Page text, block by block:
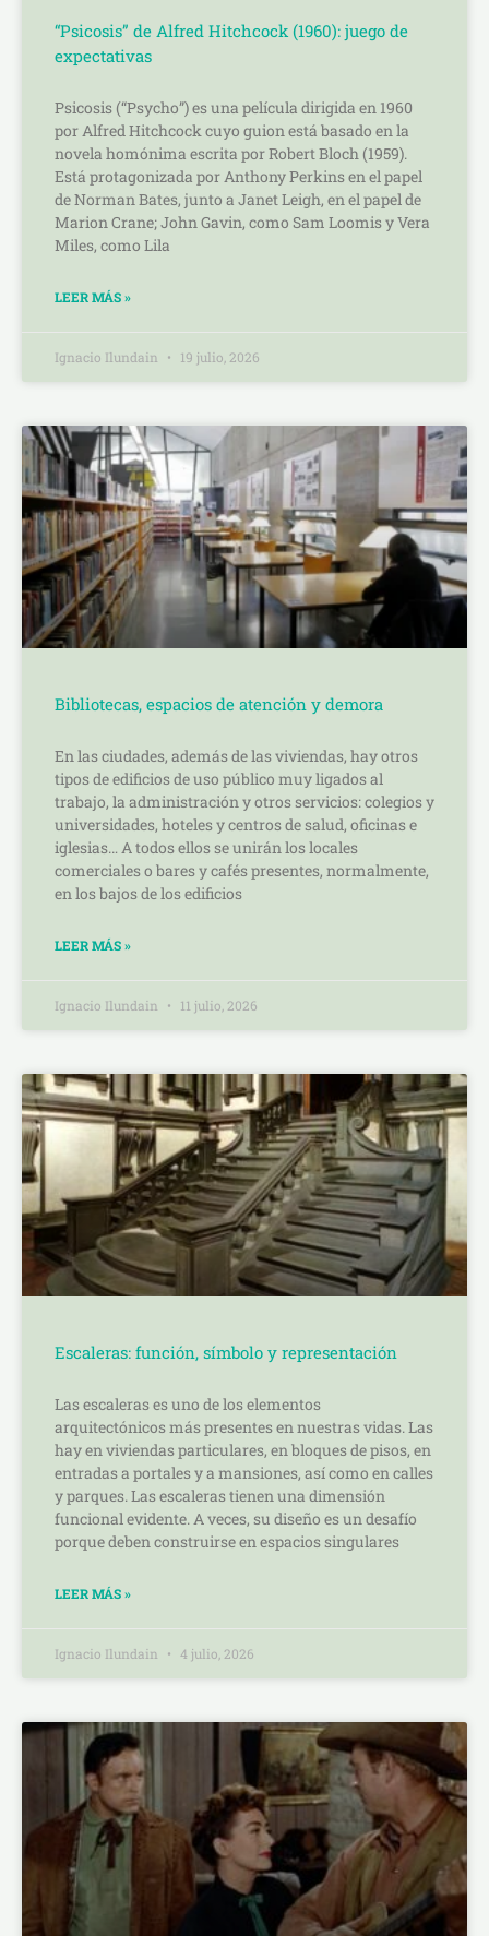
“Psicosis” de Alfred Hitchcock (1960): juego de
expectativas
Psicosis (“Psycho”) es una película dirigida en 1960
por Alfred Hitchcock cuyo guion está basado en la
novela homónima escrita por Robert Bloch (1959).
Está protagonizada por Anthony Perkins en el papel
de Norman Bates, junto a Janet Leigh, en el papel de
Marion Crane; John Gavin, como Sam Loomis y Vera
Miles, como Lila
LEER MÁS »
Ignacio Ilundain 19 julio, 2026
Bibliotecas, espacios de atención y demora
En las ciudades, además de las viviendas, hay otros
tipos de edificios de uso público muy ligados al
trabajo, la administración y otros servicios: colegios y
universidades, hoteles y centros de salud, oficinas e
iglesias… A todos ellos se unirán los locales
comerciales o bares y cafés presentes, normalmente,
en los bajos de los edificios
LEER MÁS »
Ignacio Ilundain 11 julio, 2026
Escaleras: función, símbolo y representación
Las escaleras es uno de los elementos
arquitectónicos más presentes en nuestras vidas. Las
hay en viviendas particulares, en bloques de pisos, en
entradas a portales y a mansiones, así como en calles
y parques. Las escaleras tienen una dimensión
funcional evidente. A veces, su diseño es un desafío
porque deben construirse en espacios singulares
LEER MÁS »
Ignacio Ilundain 4 julio, 2026